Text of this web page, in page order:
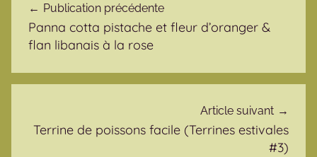
Publication précédente
Panna cotta pistache et fleur d’oranger &
flan libanais à la rose
Article suivant
Terrine de poissons facile (Terrines estivales
#3)